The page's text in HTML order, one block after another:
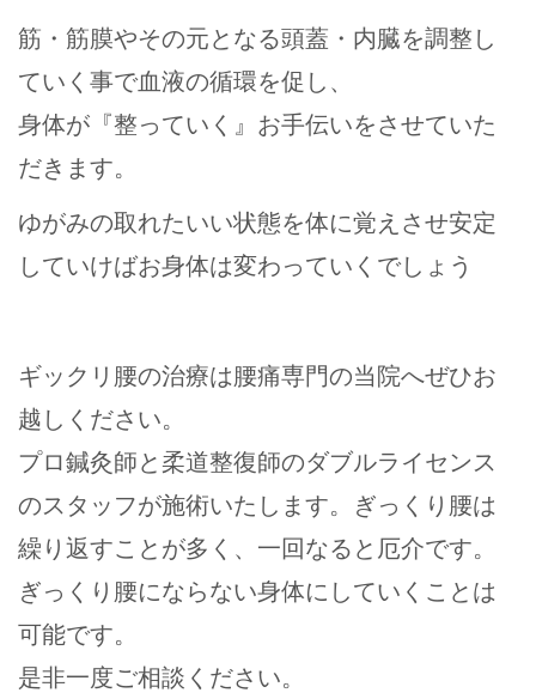
筋・筋膜やその元となる頭蓋・内臓を調整し
ていく事で血液の循環を促し、
身体が『整っていく』お手伝いをさせていた
だきます。
ゆがみの取れたいい状態を体に覚えさせ安定
していけばお身体は変わっていくでしょう
ギックリ腰の治療は腰痛専門の当院へぜひお
越しください。
プロ鍼灸師と柔道整復師のダブルライセンス
のスタッフが施術いたします。ぎっくり腰は
繰り返すことが多く、一回なると厄介です。
ぎっくり腰にならない身体にしていくことは
可能です。
是非一度ご相談ください。